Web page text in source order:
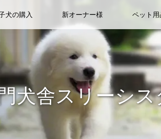
犬の購入 新オーナー様 ペット
犬舎スリーシ